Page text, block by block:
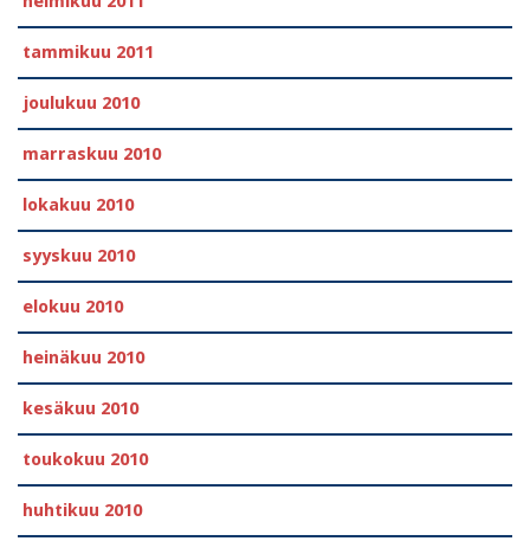
tammikuu 2011
joulukuu 2010
marraskuu 2010
lokakuu 2010
syyskuu 2010
elokuu 2010
heinäkuu 2010
kesäkuu 2010
toukokuu 2010
huhtikuu 2010